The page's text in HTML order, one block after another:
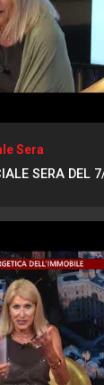
Sera
SERA DEL